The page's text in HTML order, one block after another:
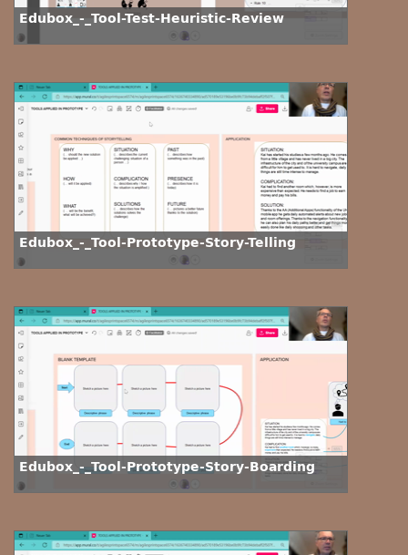
Edubox_-_Tool-Test-Heuristic-Review
Edubox_-_Tool-Prototype-Story-Telling
Edubox_-_Tool-Prototype-Story-Boarding